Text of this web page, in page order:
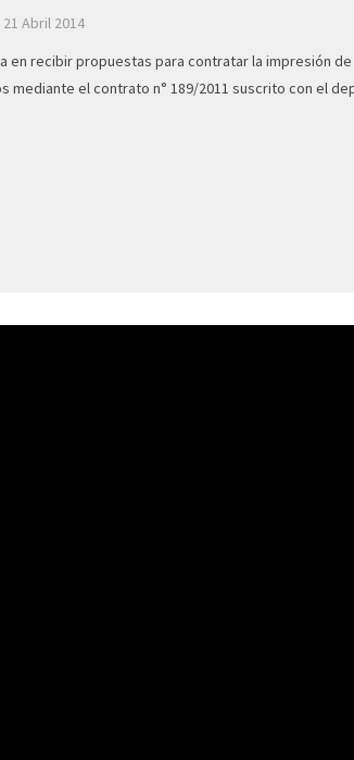
Abril 2014
en recibir propuestas para contratar la impresión
el contrato n° 189/2011 suscrito con el